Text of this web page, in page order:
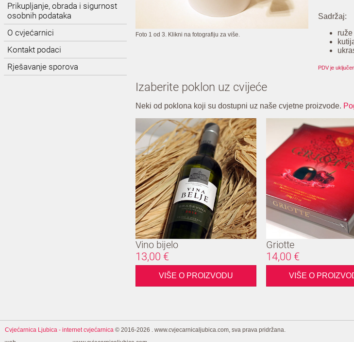
Prikupljanje, obrada i sigurnost
osobnih podataka
O cvjećarnici
Kontakt podaci
Rješavanje sporova
Foto 1 od 3. Klikni na fotografiju za više.
Sadržaj:
ruže
PDV je
Izaberite poklon uz cvijeće
Neki od poklona koji su dostupni uz naše cvjetne proizvode.
Vino bijelo
13,00 €
VIŠE O PROIZVODU
Griotte
14,00 €
VIŠE O
Cvjećarnica Ljubica - internet cvjećarnica © 2016-2026 . www.cvjecarnicaljubica.com, sva prava pridržana.